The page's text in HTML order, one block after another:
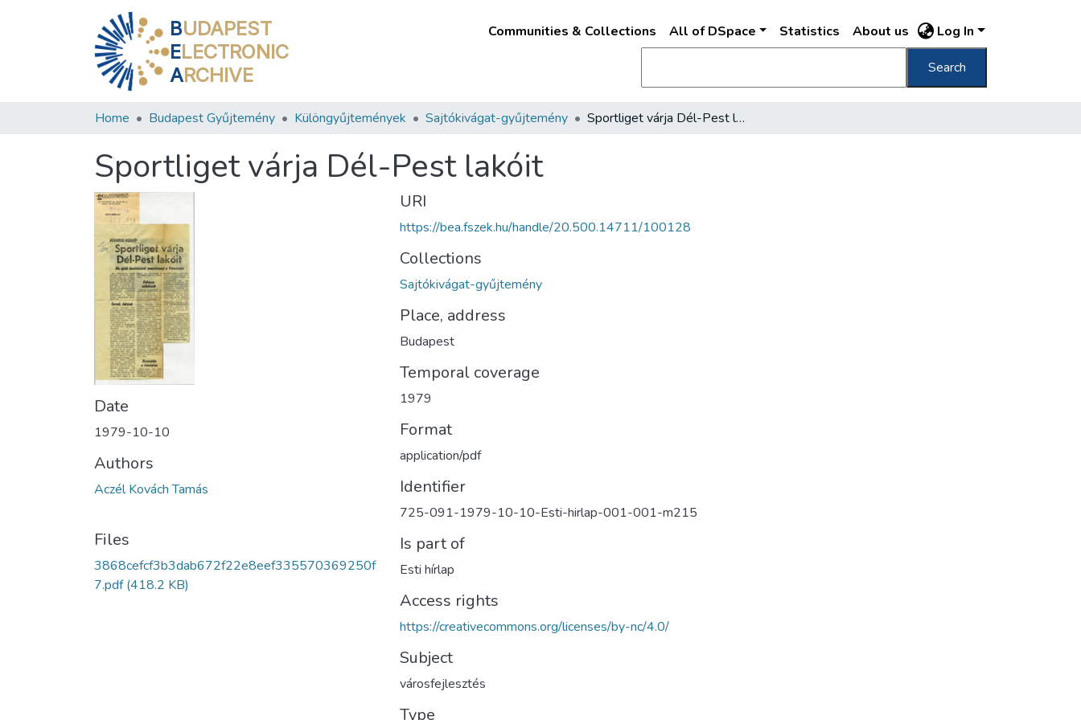
BUDAPEST
ELECTRONIC
ARCHIVE
Communities & Collections All of DSpace Statistics About us Log In
Search
Home Budapest Gyűjtemény Különgyűjtemények Sajtókivágat-gyűjtemény Sportliget várja Dél-Pest lakóit
Sportliget várja Dél-Pest lakóit
Date
1979-10-10
Authors
Aczél Kovách Tamás
Files
3868cefcf3b3dab672f22e8eef335570369250f
7.pdf(418.2 KB)
URI
https://bea.fszek.hu/handle/20.500.14711/100128
Collections
Sajtókivágat-gyűjtemény
Place, address
Budapest
Temporal coverage
1979
Format
application/pdf
Identifier
725-091-1979-10-10-Esti-hirlap-001-001-m215
Is part of
Esti hírlap
Access rights
https://creativecommons.org/licenses/by-nc/4.0/
Subject
városfejlesztés
Type